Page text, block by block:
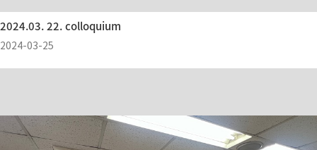
2024.03. 22. colloquium
2024-03-25